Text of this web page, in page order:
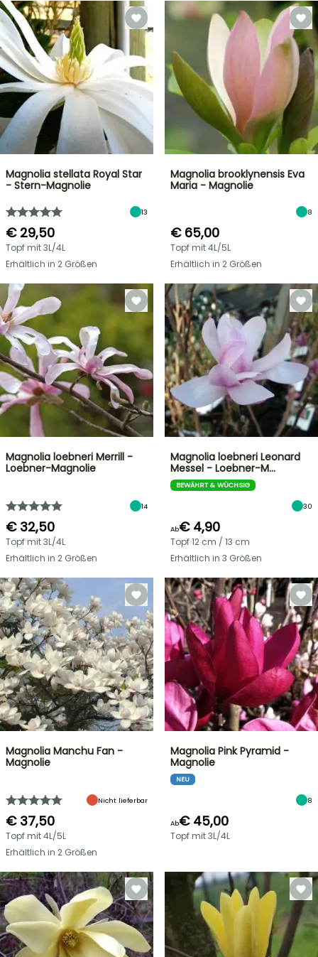
Magnolia stellata Royal Star
- Stern-Magnolie
13
€ 29,50
Topf mit 3L/4L
Erhältlich in 2 Größen
Magnolia brooklynensis Eva
Maria - Magnolie
8
€ 65,00
Topf mit 4L/5L
Erhältlich in 2 Größen
Magnolia loebneri Merrill -
Loebner-Magnolie
14
€ 32,50
Topf mit 3L/4L
Erhältlich in 2 Größen
Magnolia loebneri Leonard
Messel - Loebner-M…
BEWÄHRT & WÜCHSIG
30
Ab€ 4,90
Topf 12 cm / 13 cm
Erhältlich in 3 Größen
Magnolia Manchu Fan -
Magnolie
Nicht lieferbar
€ 37,50
Topf mit 4L/5L
Erhältlich in 2 Größen
Magnolia Pink Pyramid -
Magnolie
NEU
8
Ab€ 45,00
Topf mit 3L/4L